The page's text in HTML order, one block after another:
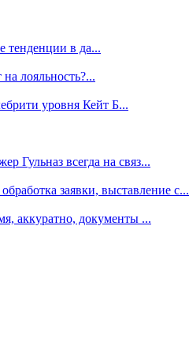
тенденции в да...
лояльность?...
уровня Кейт Б...
Гульназ всегда на связ...
заявки, выставление с...
аккуратно, документы ...